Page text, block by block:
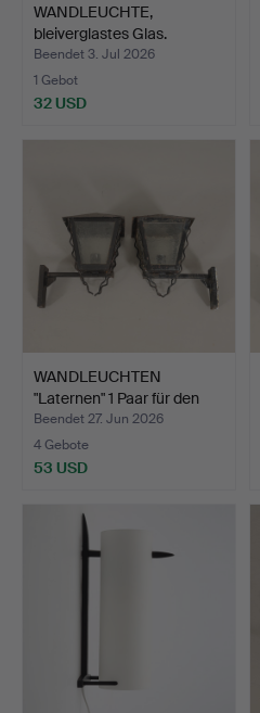
WANDLEUCHTE,
bleiverglastes Glas.
Beendet 3. Jul 2026
1 Gebot
32 USD
WANDLEUCHTEN
"Laternen" 1 Paar für den
Auß…
Beendet 27. Jun 2026
4 Gebote
53 USD